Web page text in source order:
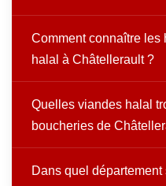
Comment connaître les
halal à Châtellerault ?
Quelles viandes halal
boucheries de
Dans quel